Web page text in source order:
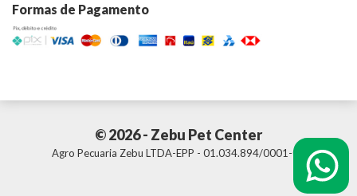
Formas de Pagamento
© 2026 - Zebu Pet Center
Agro Pecuaria Zebu LTDA-EPP - 01.034.894/0001-01